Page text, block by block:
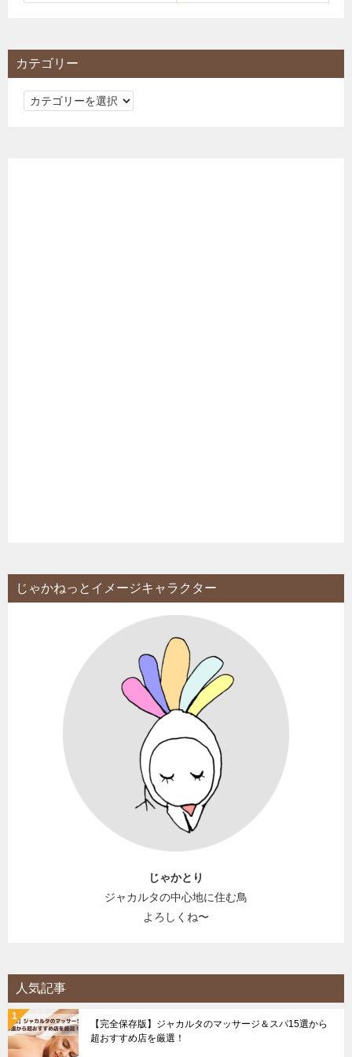
カテゴリー
カ
じゃかねっとイメージキャラクター
じゃかとり
ジャカルタの中心地に住む鳥
よろしくね〜
人気記事
【完全保存版】ジャカルタのマッサージ＆スパ15選から
超おすすめ店を厳選！